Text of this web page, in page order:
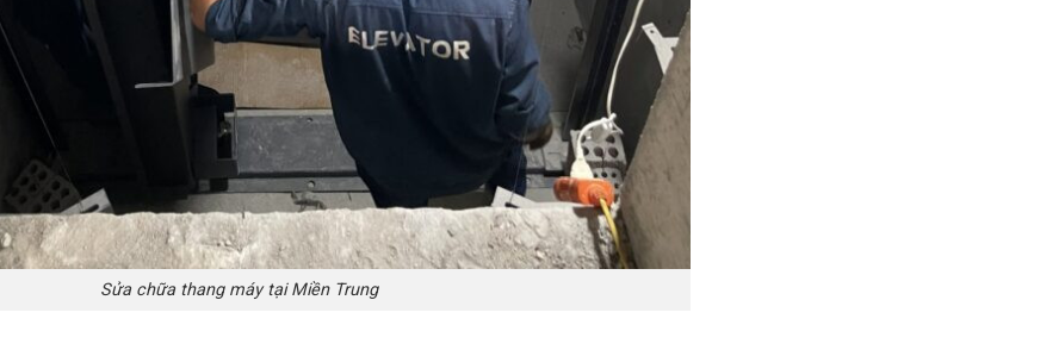
Sửa chữa thang máy tại Miền Trung